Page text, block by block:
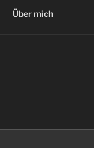
Über mich